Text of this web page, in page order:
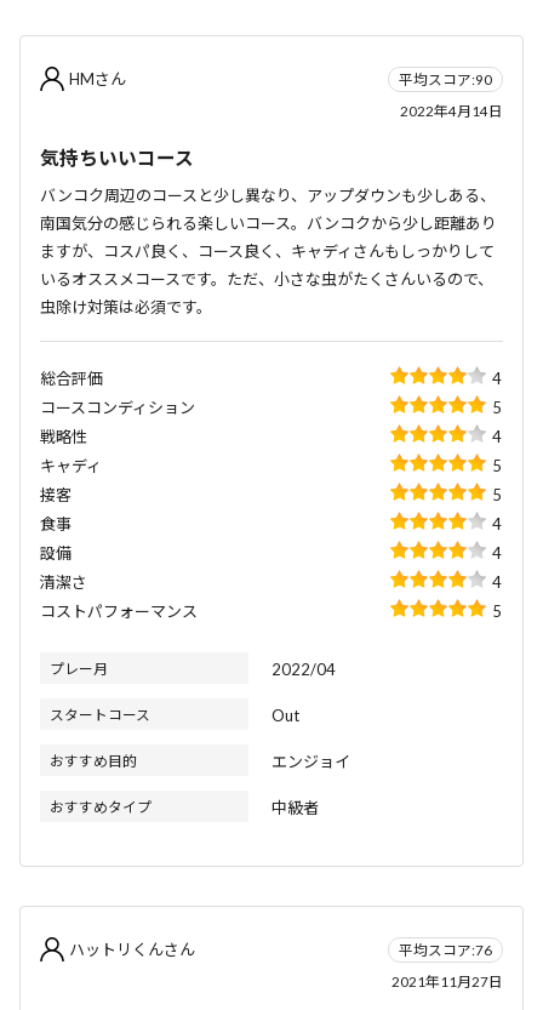
HMさん
平均スコア:90
2022年4月14日
気持ちいいコース
バンコク周辺のコースと少し異なり、アップダウンも少しある、
南国気分の感じられる楽しいコース。バンコクから少し距離あり
ますが、コスパ良く、コース良く、キャディさんもしっかりして
いるオススメコースです。ただ、小さな虫がたくさんいるので、
虫除け対策は必須です。
総合評価
4
コースコンディション
5
戦略性
4
キャディ
5
接客
5
食事
4
設備
4
清潔さ
4
コストパフォーマンス
5
プレー月 2022/04
スタートコース Out
おすすめ目的 エンジョイ
おすすめタイプ 中級者
ハットリくんさん
平均スコア:76
2021年11月27日